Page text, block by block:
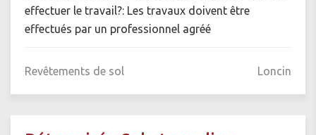
effectuer le travail?: Les travaux doivent être
effectués par un professionnel agréé
Revêtements de sol Loncin